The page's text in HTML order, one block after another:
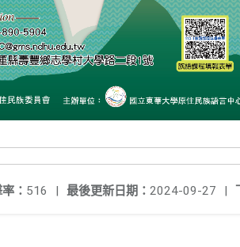
最後更新日期： 2024-09-27 |
： 516 |